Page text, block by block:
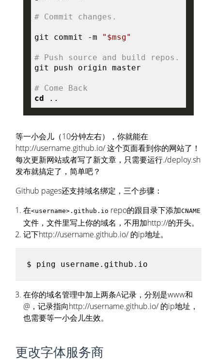
# Commit changes.
git commit -m " $msg"
# Push source and build repos.
# Come Back
cd
等一小会儿（10分钟左右），你就能在
http://username.github.io/ 这个页面看到你的网站了！
每次更新网站或者写了新文章，只需要运行./deploy.sh
发布就搞定了，简单吧？
Github pages还支持域名绑定，三个步骤：
在<username>.github.io repo的跟目录下添加CNAME
文件，文件里写上你的域名，不用加http://的开头。
记下http://username.github.io/ 的ip地址。
$
在你的域名管理中加上两条A记录，分别是www和
@，记录指向http://username.github.io/ 的ip地址，
也需要等一小会儿生效。
更改字体服务商